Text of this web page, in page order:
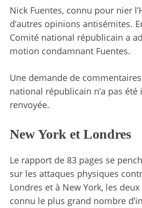
Nick Fuentes, connu pour nier
d’autres opinions antisémites.
Comité national républicain a
motion condamnant Fuentes.
Une demande de
national républicain n’a pas
renvoyée.
New York et Londres
Le rapport de 83 pages se
sur les attaques physiques
Londres et à New York, les
connu le plus grand nombre